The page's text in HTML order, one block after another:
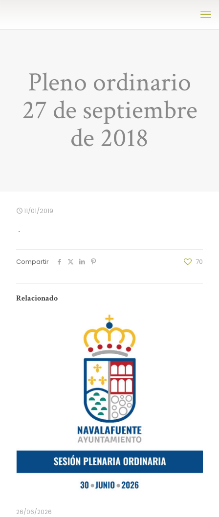
Pleno ordinario
27 de septiembre
de 2018
11/01/2019
.
Compartir 70
Relacionado
26/06/2026